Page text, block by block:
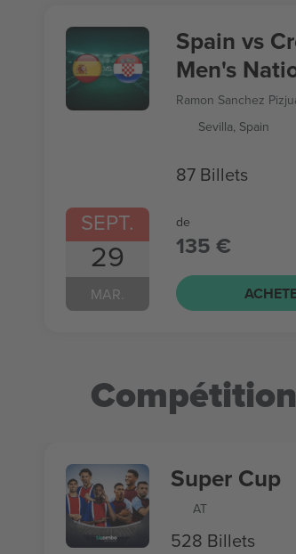
SEPT.
29
MAR.
Spain vs
Men's
League
Ramon Sanchez
Sevilla, Spain
87 Billets
de
135 €
Super Cup
AT
528 Billets